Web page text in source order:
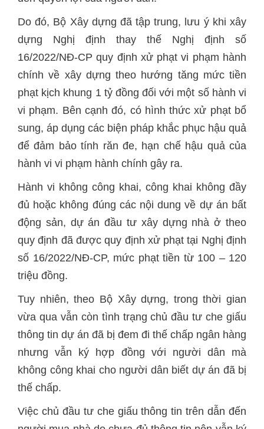
Do đó, Bộ Xây dựng đã tập trung, lưu ý khi xây
dựng Nghị định thay thế Nghị định số
16/2022/NĐ-CP quy định xử phạt vi phạm hành
chính về xây dựng theo hướng tăng mức tiền
phạt kịch khung 1 tỷ đồng đối với một số hành vi
vi phạm. Bên cạnh đó, có hình thức xử phạt bổ
sung, áp dụng các biện pháp khắc phục hậu quả
để đảm bảo tính răn đe, hạn chế hậu quả của
hành vi vi phạm hành chính gây ra.
Hành vi không công khai, công khai không đầy
đủ hoặc không đúng các nội dung về dự án bất
động sản, dự án đầu tư xây dựng nhà ở theo
quy định đã được quy định xử phạt tại Nghị định
số 16/2022/NĐ-CP, mức phạt tiền từ 100 – 120
triệu đồng.
Tuy nhiên, theo Bộ Xây dựng, trong thời gian
vừa qua vẫn còn tình trạng chủ đầu tư che giấu
thông tin dự án đã bị đem đi thế chấp ngân hàng
nhưng vẫn ký hợp đồng với người dân mà
không công khai cho người dân biết dự án đã bị
thế chấp.
Việc chủ đầu tư che giấu thông tin trên dẫn đến